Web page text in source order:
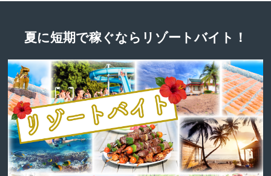
夏に短期で稼ぐならリゾートバイト！